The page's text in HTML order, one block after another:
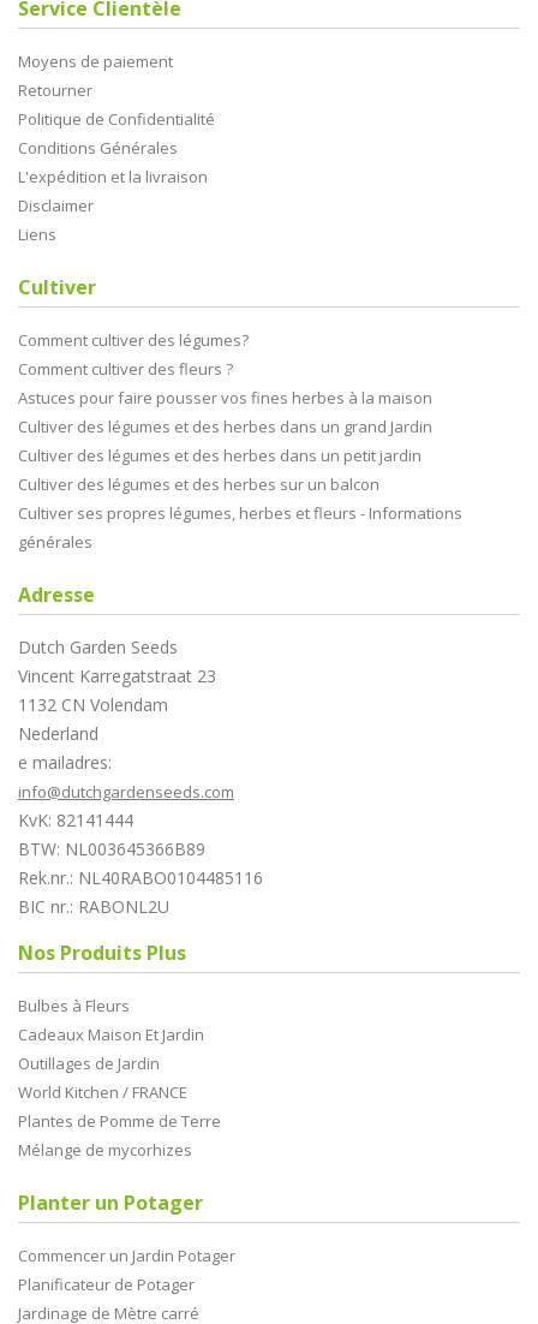
Service Clientèle
Moyens de paiement
Retourner
Politique de Confidentialité
Conditions Générales
L'expédition et la livraison
Disclaimer
Liens
Cultiver
Comment cultiver des légumes?
Comment cultiver des fleurs ?
Astuces pour faire pousser vos fines herbes à la maison
Cultiver des légumes et des herbes dans un grand Jardin
Cultiver des légumes et des herbes dans un petit jardin
Cultiver des légumes et des herbes sur un balcon
Cultiver ses propres légumes, herbes et fleurs - Informations
générales
Adresse
Dutch Garden Seeds
Vincent Karregatstraat 23
1132 CN Volendam
Nederland
e mailadres:
info@dutchgardenseeds.com
KvK: 82141444
BTW: NL003645366B89
Rek.nr.: NL40RABO0104485116
BIC nr.: RABONL2U
Nos Produits Plus
Bulbes à Fleurs
Cadeaux Maison Et Jardin
Outillages de Jardin
World Kitchen / FRANCE
Plantes de Pomme de Terre
Mélange de mycorhizes
Planter un Potager
Commencer un Jardin Potager
Planificateur de Potager
Jardinage de Mètre carré